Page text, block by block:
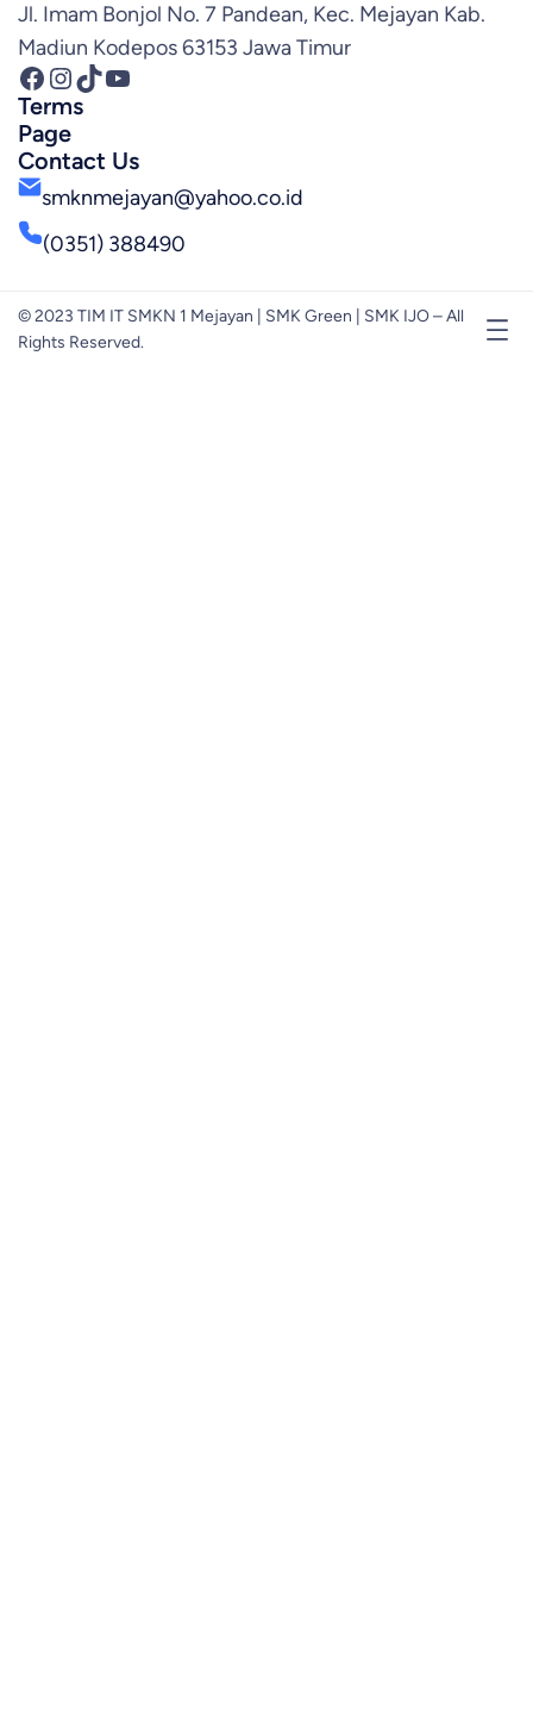
Jl. Imam Bonjol No. 7 Pandean, Kec. Mejayan Kab.
Madiun Kodepos 63153 Jawa Timur
Facebook InstagramTikTok YouTube
Terms
Page
Contact Us
smknmejayan@yahoo.co.id
(0351) 388490
© 2023 TIM IT SMKN 1 Mejayan | SMK Green | SMK IJO – All
Rights Reserved.